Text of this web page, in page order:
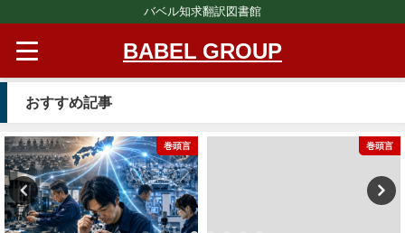
バベル知求翻訳図書館
BABEL GROUP
おすすめ記事
巻頭言 巻頭言